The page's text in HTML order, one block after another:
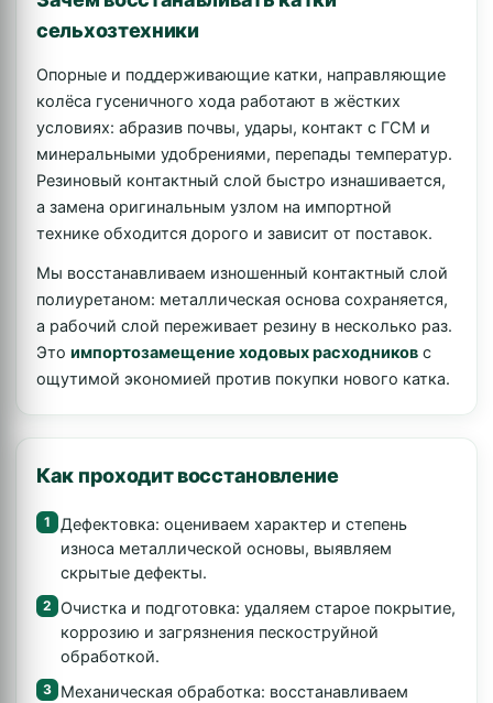
сельхозтехники
Опорные и поддерживающие катки, направляющие
колёса гусеничного хода работают в жёстких
условиях: абразив почвы, удары, контакт с ГСМ и
минеральными удобрениями, перепады температур.
Резиновый контактный слой быстро изнашивается,
а замена оригинальным узлом на импортной
технике обходится дорого и зависит от поставок.
Мы восстанавливаем изношенный контактный слой
полиуретаном: металлическая основа сохраняется,
а рабочий слой переживает резину в несколько раз.
Это импортозамещение ходовых расходников с
ощутимой экономией против покупки нового катка.
Как проходит восстановление
Дефектовка: оцениваем характер и степень
износа металлической основы, выявляем
скрытые дефекты.
Очистка и подготовка: удаляем старое покрытие,
коррозию и загрязнения пескоструйной
обработкой.
Механическая обработка: восстанавливаем